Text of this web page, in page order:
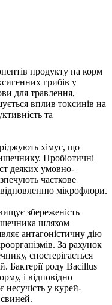
продукту на корм
грибів у
для травлення,
вплив токсинів на
та
хімус, що
Пробіотичні
деяких умовно-
часткове
мікрофлори.
збереженість
шляхом
антагоністичну дію
За рахунок
спостерігається
Бактерії роду Bacillus
і відповідно
у курей-